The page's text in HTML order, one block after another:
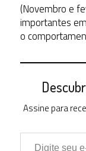
(Novembro e
importantes
o
Assine para
Digite seu e-mail…